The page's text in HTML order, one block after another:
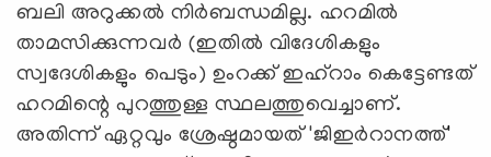
ബലി അറുക്കല്‍ നിര്‍ബന്ധമില്ല. ഹറമില്‍
താമസിക്കുന്നവര്‍ (ഇതില്‍ വിദേശികളും
സ്വദേശികളും പെടും) ഉംറക്ക് ഇഹ്‌റാം കെട്ടേണ്ടത്
ഹറമിന്റെ പുറത്തുള്ള സ്ഥലത്തുവെച്ചാണ്.
അതിന്ന് ഏറ്റവും ശ്രേഷ്ഠമായത് 'ജിഇര്‍റാനത്ത്'